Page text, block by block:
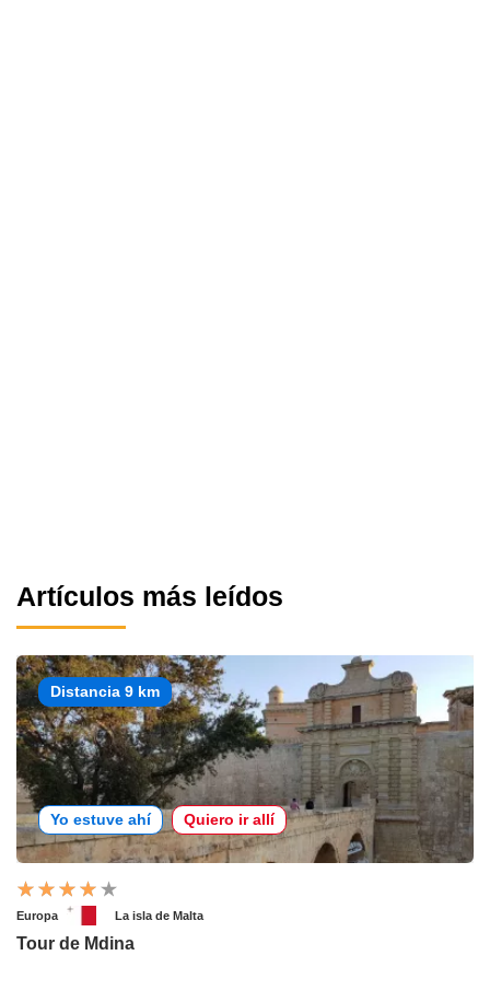
Artículos más leídos
Distancia 9 km
Yo estuve ahí Quiero ir allí
Europa La isla de Malta
Tour de Mdina